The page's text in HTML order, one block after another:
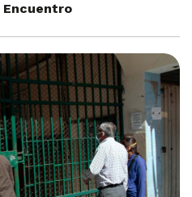
Encuentro